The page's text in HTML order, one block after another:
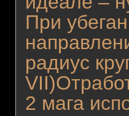
При
радиус
2 мага